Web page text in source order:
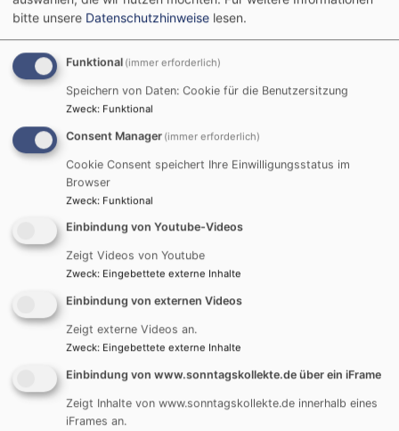
Di, 11.8. 19-20:30 Uhr
Freundeskreis für Suchtkrankenhilfe
Günther Ziegler
Fürth Gemeindehaus St. Paul - Gruppenraum
Mi, 12.8. 19-21:30 Uhr
Posaunenchorprobe
Peter Plonka
Gemeindehaus St. Paul - Gemeinderaum
Do, 13.8. 19-21 Uhr
Freundeskreis für Suchtkrankenhilfe
bitte unsere Datenschutzhinweise lesen.
Funktional (immer erforderlich)
Speichern von Daten: Cookie für die Benutzersitzung
Zweck: Funktional
Consent Manager (immer erforderlich)
Cookie Consent speichert Ihre Einwilligungsstatus im
Browser
Zweck: Funktional
Einbindung von Youtube-Videos
Zeigt Videos von Youtube
Zweck: Eingebettete externe Inhalte
Einbindung von externen Videos
Zeigt externe Videos an.
Zweck: Eingebettete externe Inhalte
Einbindung von www.sonntagskollekte.de über ein iFrame
Zeigt Inhalte von www.sonntagskollekte.de innerhalb eines
iFrames an.